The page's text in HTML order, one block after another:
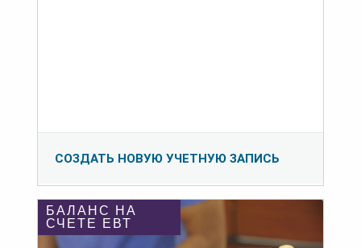
СОЗДАТЬ НОВУЮ УЧЕТНУЮ ЗАПИСЬ
БАЛАНС НА
СЧЕТЕ ЕВТ